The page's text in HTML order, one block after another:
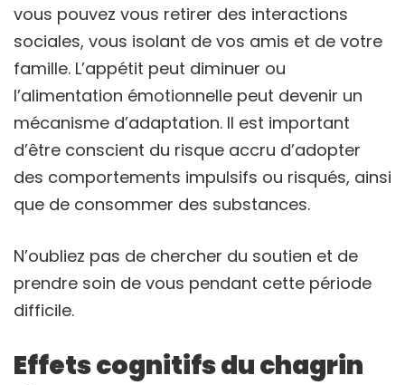
vous pouvez vous retirer des interactions
sociales, vous isolant de vos amis et de votre
famille. L’appétit peut diminuer ou
l’alimentation émotionnelle peut devenir un
mécanisme d’adaptation. Il est important
d’être conscient du risque accru d’adopter
des comportements impulsifs ou risqués, ainsi
que de consommer des substances.
N’oubliez pas de chercher du soutien et de
prendre soin de vous pendant cette période
difficile.
Effets cognitifs du chagrin